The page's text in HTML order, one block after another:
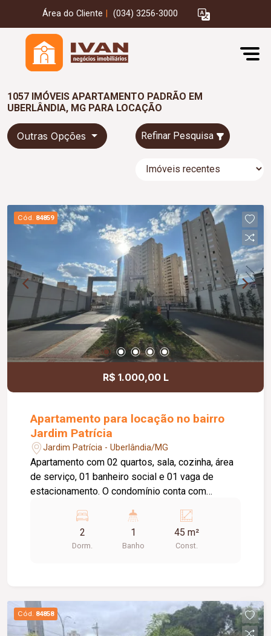
Área do Cliente (034) 3256-3000
1057 IMÓVEIS APARTAMENTO PADRÃO EM
UBERLÂNDIA, MG PARA LOCAÇÃO
Outras Opções Refinar Pesquisa
Cód. 84859
R$ 1.000,00 L
Apartamento para locação no bairro
Jardim Patrícia
Jardim Patrícia - Uberlândia/MG
Apartamento com 02 quartos, sala, cozinha, área
de serviço, 01 banheiro social e 01 vaga de
estacionamento. O condomínio conta com
festas, playground e piscina.
2
Dorm.
1
Banho
45 m²
Const.
Cód. 84858